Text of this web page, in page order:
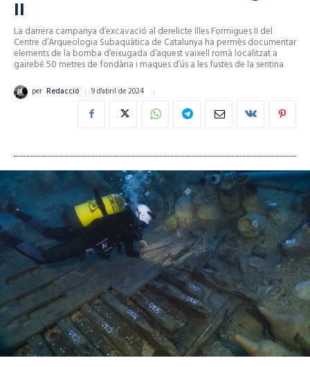
II
La darrera campanya d’excavació al derelicte Illes Formigues II del
Centre d’Arqueologia Subaquàtica de Catalunya ha permès documentar
elements de la bomba d’eixugada d’aquest vaixell romà localitzat a
gairebé 50 metres de fondària i maques d’ús a les fustes de la sentina
per Redacció 9 d'abril de 2024